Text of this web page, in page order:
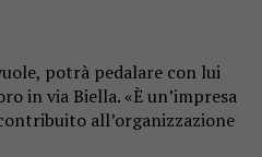
potrà pedalare con lui
in via Biella. «È un’impresa
all’organizzazione